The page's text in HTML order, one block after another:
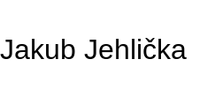
Jakub Jehlička